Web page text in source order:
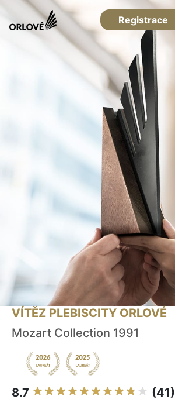
Registrace
VÍTĚZ PLEBISCITY ORLOVÉ
Mozart Collection 1991
8.7 (41)